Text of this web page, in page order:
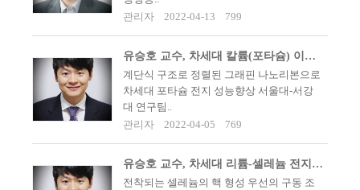
관리자
2022-04-13 799
유승호 교수, 차세대 칼륨(포타슘) 이온전지’ 개발
계단식 구조로 정렬된 그래핀 나노리본으로
차세대 포타슘 전지 성능향상 서울대-서강
대 연구팀..
관리자
2022-04-05 769
유승호 교수, 차세대 리튬-셀레늄 전지 개발
전착되는 셀레늄의 핵 형성 우선의 구동 조